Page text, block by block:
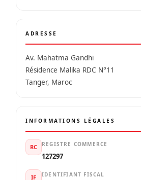
ADRESSE
Av. Mahatma Gandhi
Résidence Malika RDC N°11
Tanger, Maroc
INFORMATIONS LÉGALES
RC REGISTRE COMMERCE
127297
IF IDENTIFIANT FISCAL